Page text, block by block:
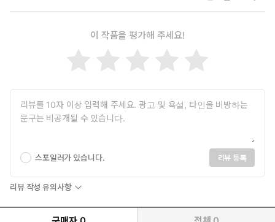
이 작품을 평가해 주세요!
스포일러가 있습니다. 리뷰 등록
리뷰 작성 유의사항